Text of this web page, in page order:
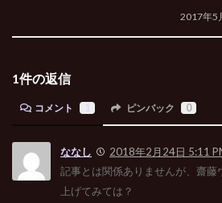
2017年5
1件の返信
コメント ピンバック 0
ななし
2018年2月24日 5:11
記事とは関係ありませんが、齋藤
上げてみては？